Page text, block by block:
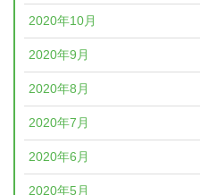
2020年10月
2020年9月
2020年8月
2020年7月
2020年6月
2020年5月